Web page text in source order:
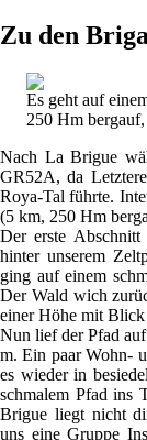
Zu den
Es geht auf
250 Hm
Nach La Brigue
GR52A, da
Roya-Tal führte.
(5 km, 250 Hm
Der erste
hinter unserem
ging auf einem
Der Wald wich
einer Höhe mit
Nun lief der Pfad
m. Ein paar Wohn-
es wieder in
schmalem Pfad ins
Brigue liegt nicht
uns eine Gruppe